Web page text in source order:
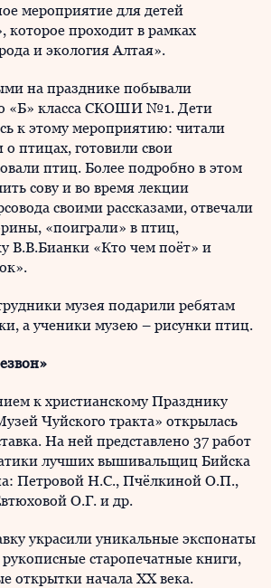
мероприятие для детей
которое проходит в рамках
и экология Алтая».
на празднике побывали
«Б» класса СКОШИ №1. Дети
к этому мероприятию: читали
о птицах, готовили свои
птиц. Более подробно в этом
сову и во время лекции
своими рассказами, отвечали
«поиграли» в птиц,
В.В.Бианки «Кто чем поёт» и
музея подарили ребятам
а ученики музею – рисунки птиц.
к христианскому Празднику
Чуйского тракта» открылась
На ней представлено 37 работ
лучших вышивальщиц Бийска
Петровой Н.С., Пчёлкиной О.П.,
О.Г. и др.
украсили уникальные экспонаты
старопечатные книги,
открытки начала ХХ века.